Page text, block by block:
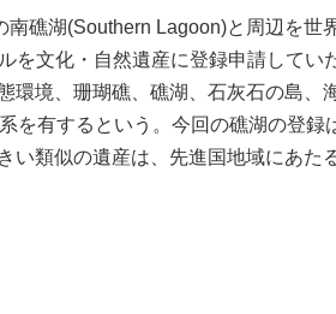
礁湖(Southern Lagoon)と周辺を世
を文化・自然遺産に登録申請してい
環境、珊瑚礁、礁湖、石灰石の島、
を有するという。今回の礁湖の登
い類似の遺産は、先進国地域にあた